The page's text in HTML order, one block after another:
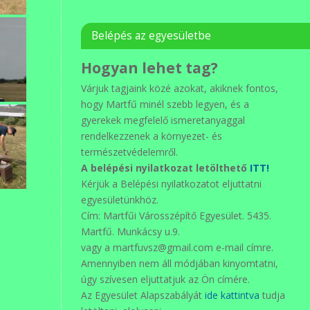
Belépés az egyesületbe
Hogyan lehet tag?
Várjuk tagjaink közé azokat, akiknek fontos,
hogy Martfű minél szebb legyen, és a
gyerekek megfelelő ismeretanyaggal
rendelkezzenek a környezet- és
természetvédelemről.
A belépési nyilatkozat letölthető ITT!
Kérjük a Belépési nyilatkozatot eljuttatni
egyesületünkhöz.
Cím: Martfűi Városszépítő Egyesület. 5435.
Martfű. Munkácsy u.9.
vagy a martfuvsz@gmail.com e-mail címre.
Amennyiben nem áll módjában kinyomtatni,
úgy szívesen eljuttatjuk az Ön címére.
Az Egyesület Alapszabályát ide kattintva tudja